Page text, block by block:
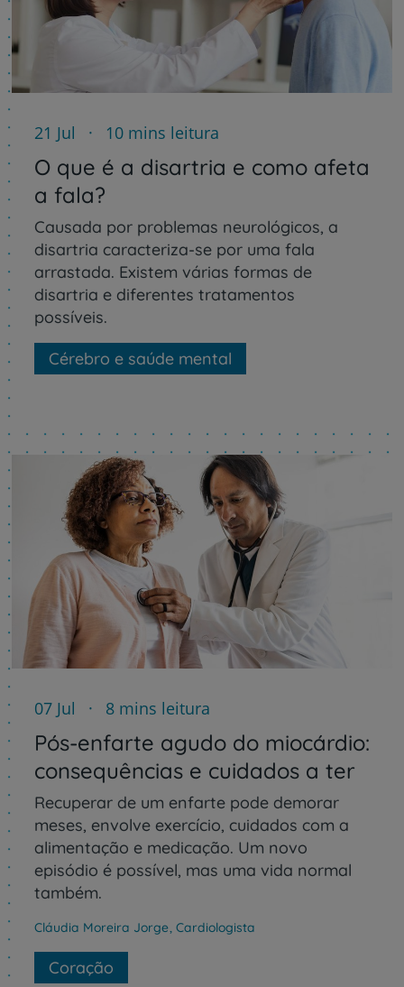
21 Jul 10 mins leitura
O que é a disartria e como afeta
a fala?
Causada por problemas neurológicos, a
disartria caracteriza-se por uma fala
arrastada. Existem várias formas de
disartria e diferentes tratamentos
possíveis.
Cérebro e saúde mental
07 Jul 8 mins leitura
Pós-enfarte agudo do miocárdio:
consequências e cuidados a ter
Recuperar de um enfarte pode demorar
meses, envolve exercício, cuidados com a
alimentação e medicação. Um novo
episódio é possível, mas uma vida normal
também.
Cláudia Moreira Jorge, Cardiologista
Coração